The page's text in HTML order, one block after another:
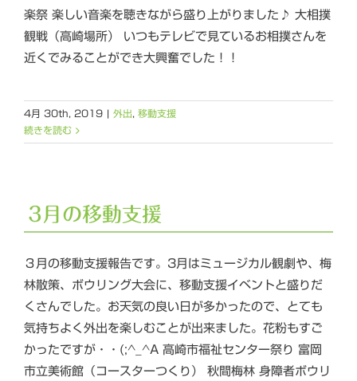
楽祭 楽しい音楽を聴きながら盛り上がりました♪ 大相撲
観戦（高崎場所） いつもテレビで見ているお相撲さんを
近くでみることができ大興奮でした！！
4月 30th, 2019 | 外出
移動支援
続きを読む
3月の移動支援
３月の移動支援報告です。3月はミュージカル観劇や、梅
林散策、ボウリング大会に、移動支援イベントと盛りだ
くさんでした。お天気の良い日が多かったので、とても
気持ちよく外出を楽しむことが出来ました。花粉もすご
かったですが・・(;^_^A 高崎市福祉センター祭り 富岡
市立美術館（コースターつくり） 秋間梅林 身障者ボウリ